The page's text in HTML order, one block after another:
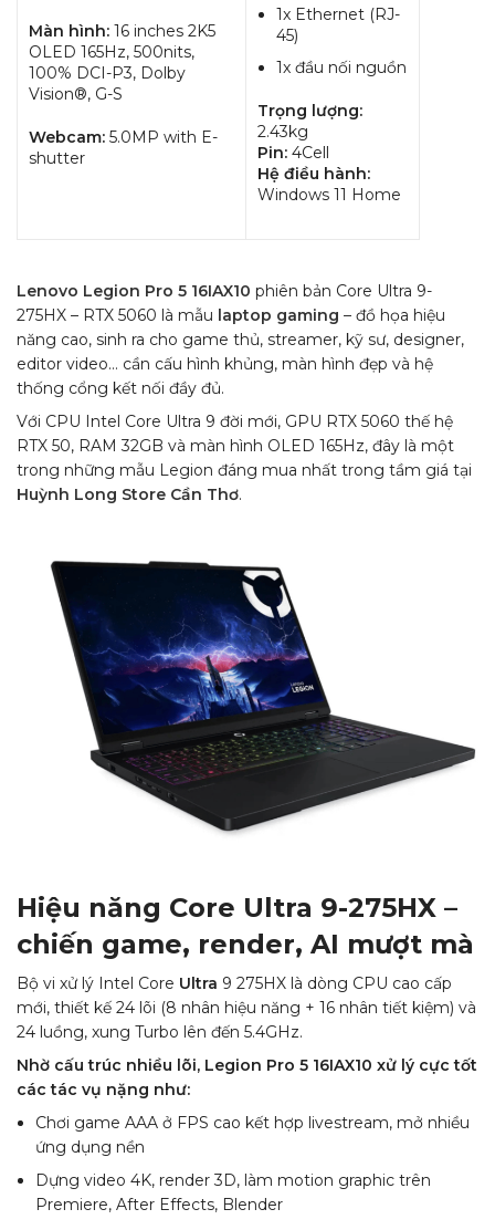
Màn hình: 16 inches 2K5
OLED 165Hz, 500nits,
100% DCI-P3, Dolby
Vision®, G-S
Webcam: 5.0MP with E-
shutter
1x Ethernet (RJ-
45)
1x đầu nối nguồn
Trọng lượng:
2.43kg
Pin: 4Cell
Hệ điều hành:
Windows 11 Home
Lenovo Legion Pro 5 16IAX10 phiên bản Core Ultra 9-
275HX – RTX 5060 là mẫu laptop gaming – đồ họa hiệu
năng cao, sinh ra cho game thủ, streamer, kỹ sư, designer,
editor video… cần cấu hình khủng, màn hình đẹp và hệ
thống cổng kết nối đầy đủ.
Với CPU Intel Core Ultra 9 đời mới, GPU RTX 5060 thế hệ
RTX 50, RAM 32GB và màn hình OLED 165Hz, đây là một
trong những mẫu Legion đáng mua nhất trong tầm giá tại
Huỳnh Long Store Cần Thơ.
Hiệu năng Core Ultra 9-275HX –
chiến game, render, AI mượt mà
Bộ vi xử lý Intel Core Ultra 9 275HX là dòng CPU cao cấp
mới, thiết kế 24 lõi (8 nhân hiệu năng + 16 nhân tiết kiệm) và
24 luồng, xung Turbo lên đến 5.4GHz.
Nhờ cấu trúc nhiều lõi, Legion Pro 5 16IAX10 xử lý cực tốt
các tác vụ nặng như:
Chơi game AAA ở FPS cao kết hợp livestream, mở nhiều
ứng dụng nền
Dựng video 4K, render 3D, làm motion graphic trên
Premiere, After Effects, Blender